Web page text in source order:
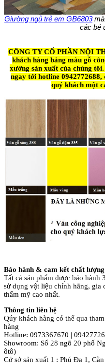
Giường ngủ trẻ em GB6803
các bé
CÔNG TY CỔ PHẦN NỘI
khách hàng bảng màu gỗ
xưởng sản xuất của chúng
ngay tới hotline
quý khách một
Bảo hành & cam kết chất lượng
Tất cả sản phẩm được bảo
sử dụng vật liệu chính hãng, gia
thẩm mỹ cao nhất.
Thông tin liên hệ
Qúy khách hàng có thể qua
hàng
Hotline: 0973367670 |
Showroom: Số 28 ngõ 20 phố
ôtô)
Cở sở sản xuất 1 : Phú Đa 1,